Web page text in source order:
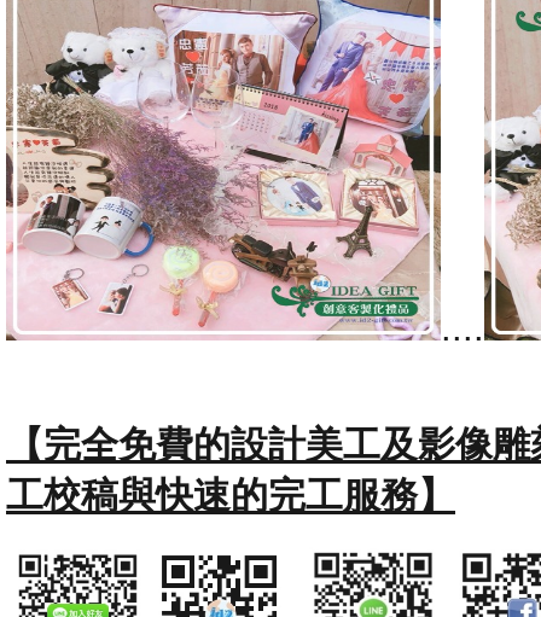
....
【完全免費的設計美工及影像
工校稿與快速的完工服務】